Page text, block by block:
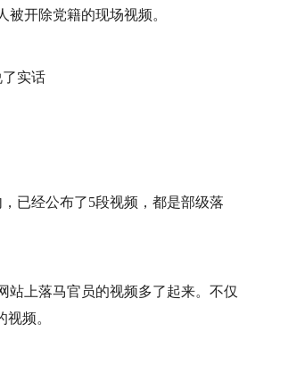
开除党籍的现场视频。
已经公布了5段视频，都是部级落
站上落马官员的视频多了起来。不仅
频。